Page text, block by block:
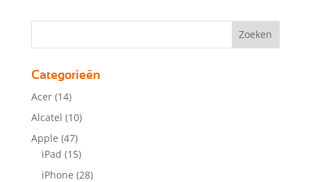
Categorieën
Acer (14)
Alcatel (10)
Apple (47)
iPad (15)
iPhone (28)